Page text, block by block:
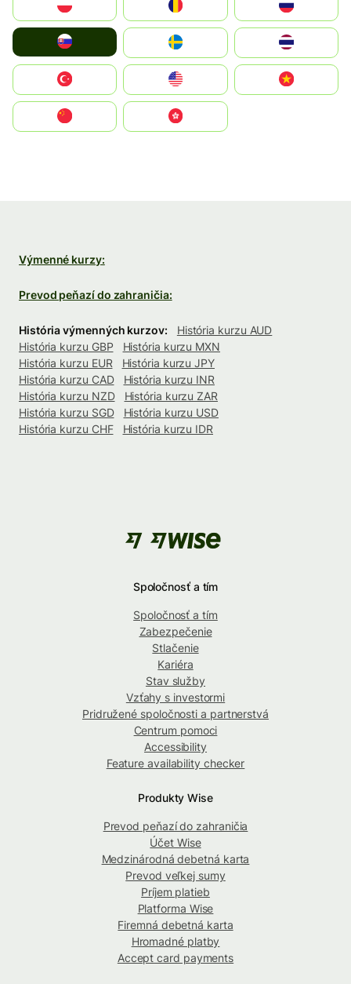
United States
中國香港特別行政區
Výmenné kurzy:
Prevod peňazí do zahraničia:
História výmenných kurzov:
História kurzu AUD
História kurzu GBP
História kurzu MXN
História kurzu EUR
História kurzu JPY
História kurzu CAD
História kurzu INR
História kurzu NZD
História kurzu ZAR
História kurzu SGD
História kurzu USD
História kurzu CHF
História kurzu IDR
Spoločnosť a tím
Spoločnosť a tím
Zabezpečenie
Stlačenie
Kariéra
Stav služby
Vzťahy s investormi
Pridružené spoločnosti a partnerstvá
Centrum pomoci
Accessibility
Feature availability checker
Produkty Wise
Prevod peňazí do zahraničia
Účet Wise
Medzinárodná debetná karta
Prevod veľkej sumy
Príjem platieb
Platforma Wise
Firemná debetná karta
Hromadné platby
Accept card payments